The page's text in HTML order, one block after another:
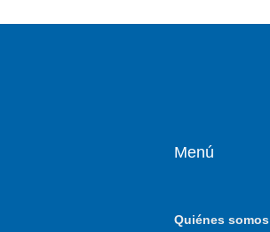
Menú
Quiénes somos